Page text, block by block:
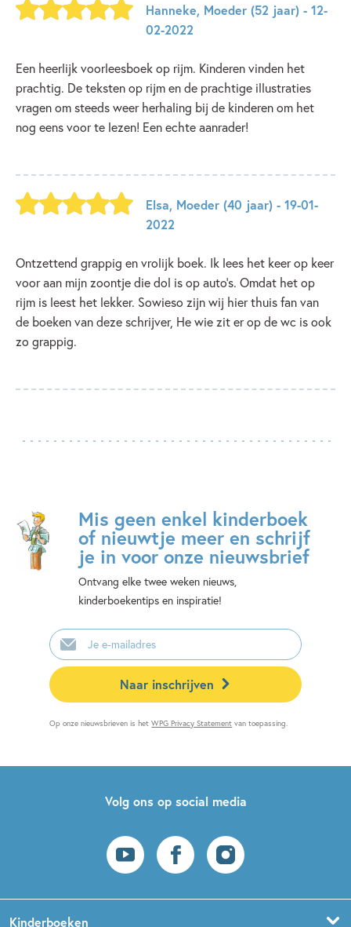
Hanneke, Moeder (52 jaar) - 12-
02-2022
Een heerlijk voorleesboek op rijm. Kinderen vinden het
prachtig. De teksten op rijm en de prachtige illustraties
vragen om steeds weer herhaling bij de kinderen om het
nog eens voor te lezen! Een echte aanrader!
Elsa, Moeder (40 jaar) - 19-01-
2022
Ontzettend grappig en vrolijk boek. Ik lees het keer op keer
voor aan mijn zoontje die dol is op auto's. Omdat het op
rijm is leest het lekker. Sowieso zijn wij hier thuis fan van
de boeken van deze schrijver, He wie zit er op de wc is ook
zo grappig.
Mis geen enkel kinderboek
of nieuwtje meer en schrijf
je in voor onze nieuwsbrief
Ontvang elke twee weken nieuws,
kinderboekentips en inspiratie!
E-
mailadres
Naar inschrijven
Op onze nieuwsbrieven is hetWPG Privacy Statement van toepassing.
Volg ons op social media
Kinderboeken